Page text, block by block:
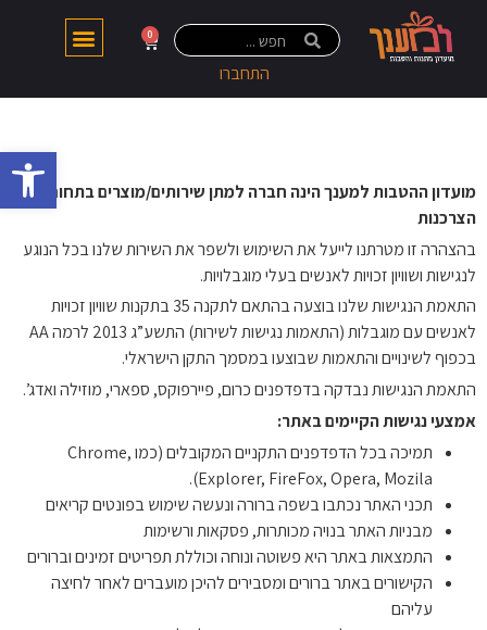
התחברו
0
מועדון ההטבות למענך הינה חברה למתן שירותים/מוצרים בתחום
הצרכנות
בהצהרה זו מטרתנו לייעל את השימוש ולשפר את השירות שלנו בכל הנוגע
לנגישות ושוויון זכויות לאנשים בעלי מוגבלויות.
התאמת הנגישות שלנו בוצעה בהתאם לתקנה 35 בתקנות שוויון זכויות
לאנשים עם מוגבלות (התאמות נגישות לשירות) התשע”ג 2013 לרמה AA
בכפוף לשינויים והתאמות שבוצעו במסמך התקן הישראלי.
התאמת הנגישות נבדקה בדפדפנים כרום, פיירפוקס, ספארי, מוזילה ואדג’.
אמצעי נגישות הקיימים באתר:
תמיכה בכל הדפדפנים התקניים המקובלים (כמו Chrome,
Explorer, FireFox, Opera, Mozila).
תכני האתר נכתבו בשפה ברורה ונעשה שימוש בפונטים קריאים
מבניות האתר בנויה מכותרות, פסקאות ורשימות
התמצאות באתר היא פשוטה ונוחה וכוללת תפריטים זמינים וברורים
הקישורים באתר ברורים ומסבירים להיכן מועברים לאחר לחיצה
עליהם